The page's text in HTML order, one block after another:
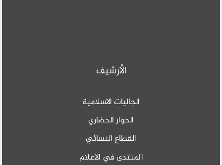
الأرشيف
الجاليات الاسلامية
الحوار الحضاري
القطاع النسائي
المنتدى في الاعلام